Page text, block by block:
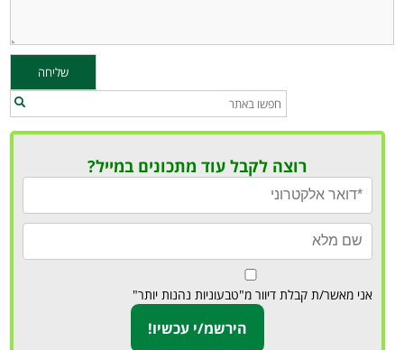
רוצה לקבל עוד מתכונים במייל?
אני מאשר/ת קבלת דיוור מ"טבעוניות נהנות יותר"